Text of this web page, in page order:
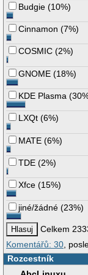
Budgie (10%)
Cinnamon (7%)
COSMIC (2%)
GNOME (18%)
KDE Plasma (
LXQt (6%)
MATE (6%)
TDE (2%)
Xfce (15%)
jiné/žádné (23%)
Celkem
Komentářů: 30,
Rozcestník